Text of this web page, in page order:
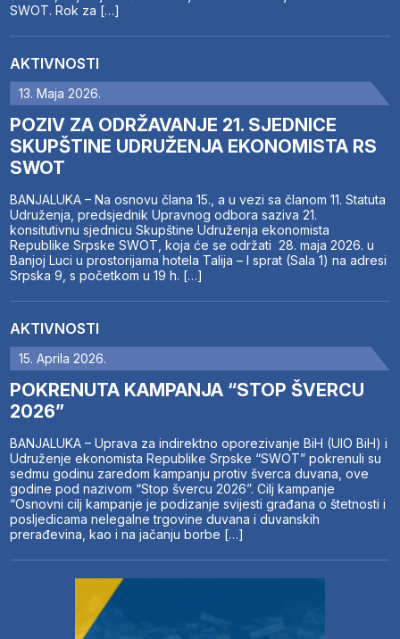
SWOT. Rok za […]
AKTIVNOSTI
13. Maja 2026.
POZIV ZA ODRŽAVANJE 21. SJEDNICE
SKUPŠTINE UDRUŽENJA EKONOMISTA RS
SWOT
BANJALUKA – Na osnovu člana 15., a u vezi sa članom 11. Statuta
Udruženja, predsjednik Upravnog odbora saziva 21.
konsitutivnu sjednicu Skupštine Udruženja ekonomista
Republike Srpske SWOT, koja će se održati 28. maja 2026. u
Banjoj Luci u prostorijama hotela Talija – I sprat (Sala 1) na adresi
Srpska 9, s početkom u 19 h. […]
AKTIVNOSTI
15. Aprila 2026.
POKRENUTA KAMPANJA “STOP ŠVERCU
2026”
BANJALUKA – Uprava za indirektno oporezivanje BiH (UIO BiH) i
Udruženje ekonomista Republike Srpske “SWOT” pokrenuli su
sedmu godinu zaredom kampanju protiv šverca duvana, ove
godine pod nazivom “Stop švercu 2026”. Cilj kampanje
“Osnovni cilj kampanje je podizanje svijesti građana o štetnosti i
posljedicama nelegalne trgovine duvana i duvanskih
prerađevina, kao i na jačanju borbe […]